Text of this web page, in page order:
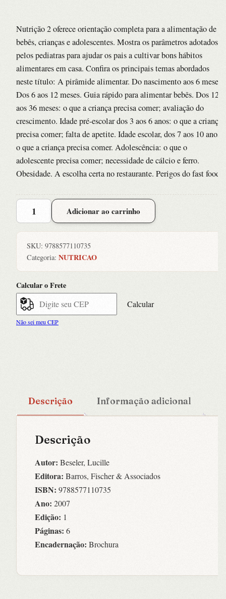
Nutrição 2 oferece orientação completa para a alimentação de
bebês, crianças e adolescentes. Mostra os parâmetros adotados
pelos pediatras para ajudar os pais a cultivar bons hábitos
alimentares em casa. Confira os principais temas abordados
neste título: A pirâmide alimentar. Do nascimento aos 6 meses.
Dos 6 aos 12 meses. Guia rápido para alimentar bebês. Dos 12
aos 36 meses: o que a criança precisa comer; avaliação do
crescimento. Idade pré-escolar dos 3 aos 6 anos: o que a criança
precisa comer; falta de apetite. Idade escolar, dos 7 aos 10 anos:
o que a criança precisa comer. Adolescência: o que o
adolescente precisa comer; necessidade de cálcio e ferro.
Obesidade. A escolha certa no restaurante. Perigos do fast food.
Nutricao
Infantil
Resumao
quantidade
Adicionar ao carrinho
SKU: 9788577110735
Categoria: NUTRICAO
Calcular o Frete
Calcular
Não sei meu CEP
Descrição Informação adicional
Descrição
Autor: Beseler, Lucille
Editora: Barros, Fischer & Associados
ISBN: 9788577110735
Ano: 2007
Edição: 1
Páginas: 6
Encadernação: Brochura